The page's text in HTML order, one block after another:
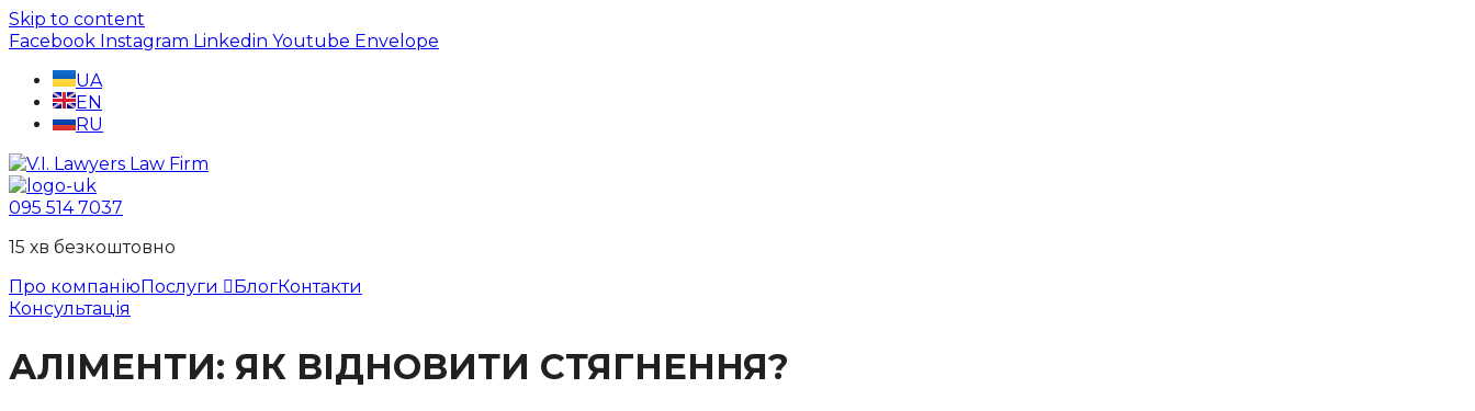
Skip to content
Facebook Instagram Linkedin Youtube Envelope
UA
EN
RU
095 514 7037
15 хв безкоштовно
Про компаніюПослуги БлогКонтакти
Консультація
АЛІМЕНТИ: ЯК ВІДНОВИТИ СТЯГНЕННЯ?